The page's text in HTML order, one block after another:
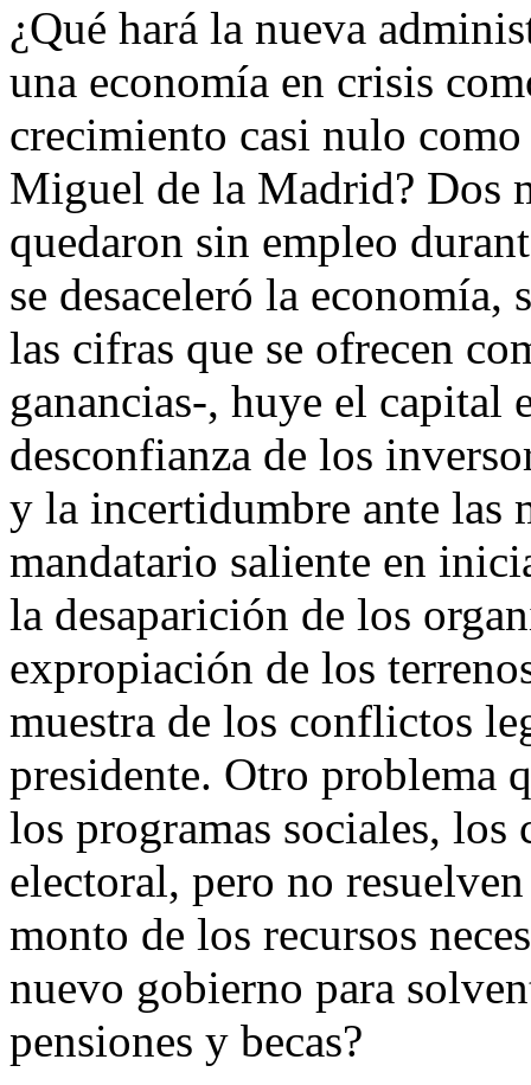
¿Qué hará la nueva
una economía en crisis
crecimiento casi nulo
Miguel de la Madrid? Dos
quedaron sin empleo
se desaceleró la
las cifras que se ofrecen
ganancias-, huye el capital
desconfianza de los
y la incertidumbre ante las
mandatario saliente en
la desaparición de los
expropiación de los
muestra de los conflictos
presidente. Otro problema
los programas sociales, los
electoral, pero no
monto de los recursos
nuevo gobierno para
pensiones y becas?